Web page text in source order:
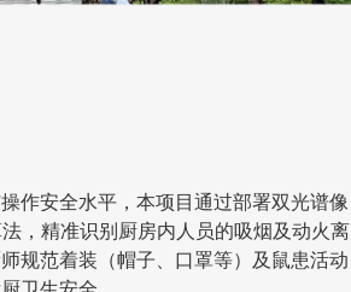
作安全水平，本项目通过部署双光谱像
，精准识别厨房内人员的吸烟及动火离
规范着装（帽子、口罩等）及鼠患活动